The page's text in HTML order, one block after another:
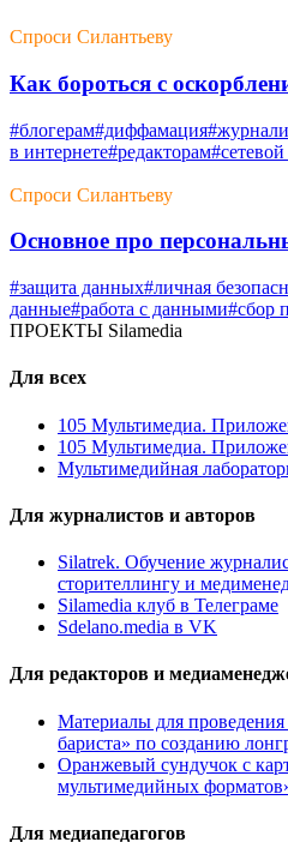
Спроси Силантьеву
Как бороться с
#блогерам#диффамация
в интернете#редакторам
Спроси Силантьеву
Основное про
#защита данных#личная
данные#работа с данными#сбор
ПРОЕКТЫ Silamedia
Для всех
105 Мультимедиа.
105 Мультимедиа.
Мультимедийная
Для журналистов и авторов
Silatrek. Обучение
сторителлингу и
Silamedia клуб в Телеграме
Sdelano.media в VK
Для редакторов и
Материалы для
бариста» по созданию
Оранжевый сундучок с
мультимедийных
Для медиапедагогов